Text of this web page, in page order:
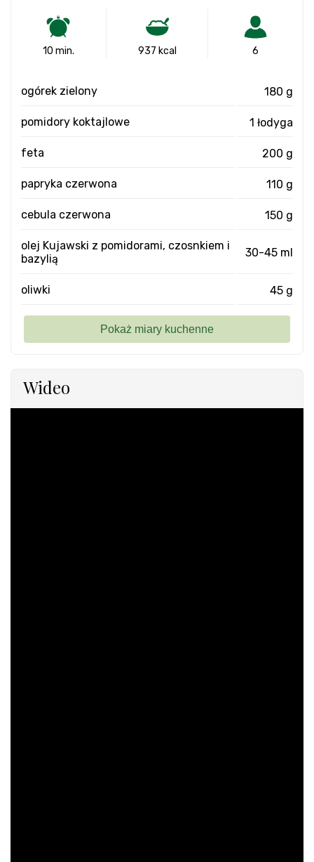
10 min. 937 kcal 6
ogórek zielony 180 g
pomidory koktajlowe 1 łodyga
feta 200 g
papryka czerwona 110 g
cebula czerwona 150 g
olej Kujawski z pomidorami, czosnkiem i
bazylią
30-45 ml
oliwki 45 g
Wideo